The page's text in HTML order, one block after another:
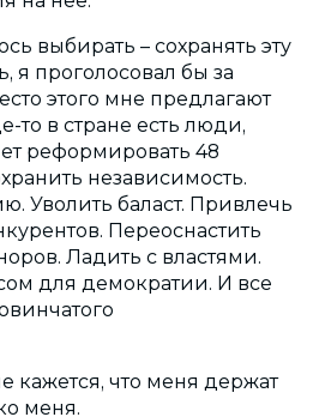
выбирать – сохранять эту
я проголосовал бы за
этого мне предлагают
то в стране есть люди,
реформировать 48
независимость.
Уволить баласт. Привлечь
Переоснастить
Ладить с властями.
для демократии. И все
кажется, что меня держат
меня.